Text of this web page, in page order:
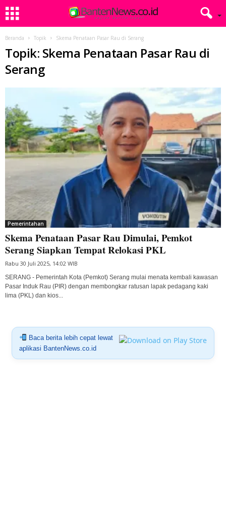
Beranda Topik Skema Penataan Pasar Rau di Serang
Topik: Skema Penataan Pasar Rau di
Serang
Pemerintahan
Skema Penataan Pasar Rau Dimulai, Pemkot
Serang Siapkan Tempat Relokasi PKL
Rabu 30 Juli 2025, 14:02 WIB
SERANG - Pemerintah Kota (Pemkot) Serang mulai menata kembali kawasan
Pasar Induk Rau (PIR) dengan membongkar ratusan lapak pedagang kaki
lima (PKL) dan kios...
Baca berita lebih cepat lewat
aplikasi BantenNews.co.id